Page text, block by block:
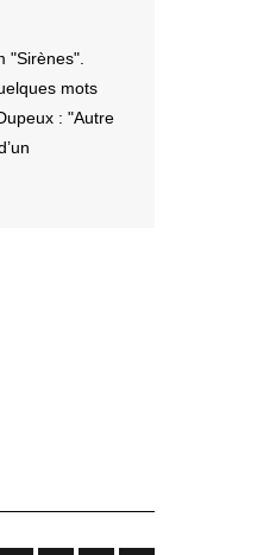
"Sirènes".
mots
: "Autre